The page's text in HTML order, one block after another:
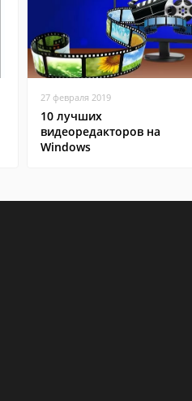
27 февраля 2019
10 лучших
видеоредакторов на
Windows